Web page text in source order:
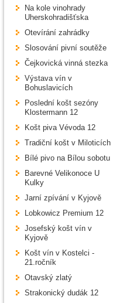
Na kole vinohrady
Uherskohradišťska
Otevírání zahrádky
Slosování pivní soutěže
Čejkovická vinná stezka
Výstava vín v
Bohuslavicích
Poslední košt sezóny
Klostermann 12
Košt piva Vévoda 12
Tradiční košt v Miloticích
Bílé pivo na Bílou sobotu
Barevné Velikonoce U
Kulky
Jarní zpívání v Kyjově
Lobkowicz Premium 12
Josefský košt vín v
Kyjově
Košt vín v Kostelci -
21.ročník
Otavský zlatý
Strakonický dudák 12